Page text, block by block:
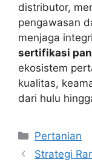
distributor,
pengawasan
menjaga
sertifikasi
ekosistem
kualitas,
dari hulu
Kategori
Pertanian
Strategi